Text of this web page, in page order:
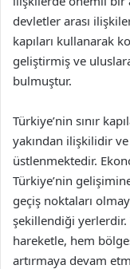
devletler arası
kapıları kullanarak
geliştirmiş ve
bulmuştur.
Türkiye’nin sınır
yakından ilişkilidir
üstlenmektedir.
Türkiye’nin
geçiş noktaları
şekillendiği
hareketle, hem
artırmaya devam